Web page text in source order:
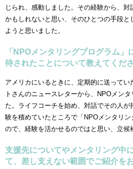
じられ、感動しました。その経験から、
かもしれないと思い、そのひとつの手段
ようと思いました。
「NPOメンタリングプログラム」
待されたことについて教えてくださ
アメリカにいるときに、定期的に送って
トさんのニュースレターから、NPOメン
た。ライフコーチを始め、対話でその人
験を積めていたところで「NPOメンタリ
ので、経験を活かせるのではと思い、立候
支援先についてやメンタリング中
て、差し支えない範囲でご紹介を